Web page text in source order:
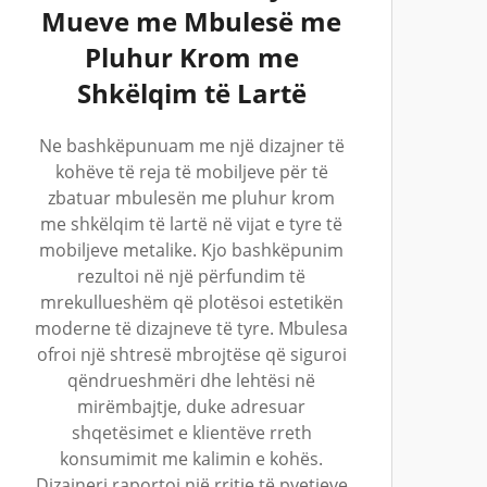
Mueve me Mbulesë me
Pluhur Krom me
Shkëlqim të Lartë
Ne bashkëpunuam me një dizajner të
kohëve të reja të mobiljeve për të
zbatuar mbulesën me pluhur krom
me shkëlqim të lartë në vijat e tyre të
mobiljeve metalike. Kjo bashkëpunim
rezultoi në një përfundim të
mrekullueshëm që plotësoi estetikën
moderne të dizajneve të tyre. Mbulesa
ofroi një shtresë mbrojtëse që siguroi
qëndrueshmëri dhe lehtësi në
mirëmbajtje, duke adresuar
shqetësimet e klientëve rreth
konsumimit me kalimin e kohës.